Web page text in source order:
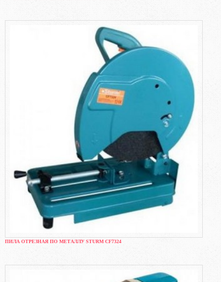
ПИЛА ОТРЕЗНАЯ ПО МЕТАЛЛУ STURM CF7324